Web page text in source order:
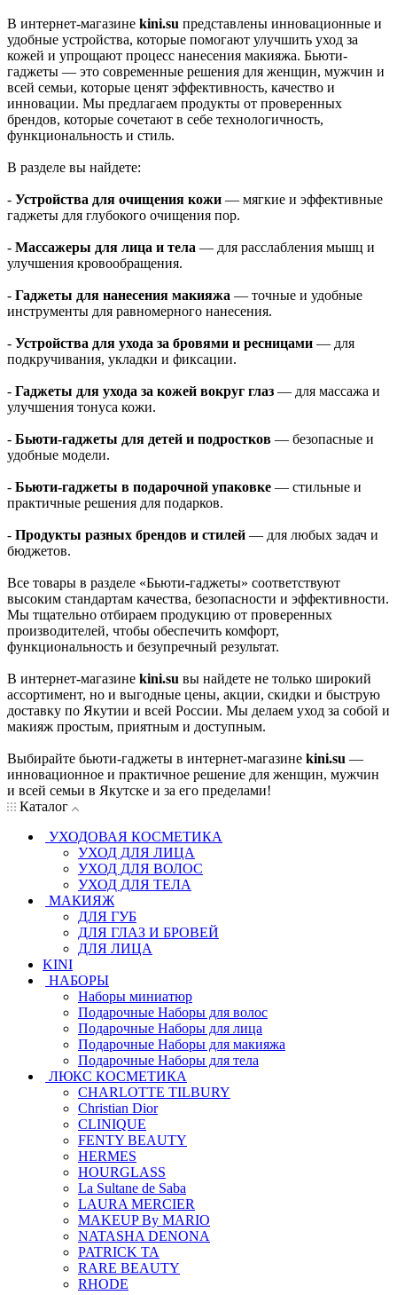
В интернет-магазине kini.su представлены инновационные и
удобные устройства, которые помогают улучшить уход за
кожей и упрощают процесс нанесения макияжа. Бьюти-
гаджеты — это современные решения для женщин, мужчин и
всей семьи, которые ценят эффективность, качество и
инновации. Мы предлагаем продукты от проверенных
брендов, которые сочетают в себе технологичность,
функциональность и стиль.
В разделе вы найдете:
- Устройства для очищения кожи — мягкие и эффективные
гаджеты для глубокого очищения пор.
- Массажеры для лица и тела — для расслабления мышц и
улучшения кровообращения.
- Гаджеты для нанесения макияжа — точные и удобные
инструменты для равномерного нанесения.
- Устройства для ухода за бровями и ресницами — для
подкручивания, укладки и фиксации.
- Гаджеты для ухода за кожей вокруг глаз — для массажа и
улучшения тонуса кожи.
- Бьюти-гаджеты для детей и подростков — безопасные и
удобные модели.
- Бьюти-гаджеты в подарочной упаковке — стильные и
практичные решения для подарков.
- Продукты разных брендов и стилей — для любых задач и
бюджетов.
Все товары в разделе «Бьюти-гаджеты» соответствуют
высоким стандартам качества, безопасности и эффективности.
Мы тщательно отбираем продукцию от проверенных
производителей, чтобы обеспечить комфорт,
функциональность и безупречный результат.
В интернет-магазине kini.su вы найдете не только широкий
ассортимент, но и выгодные цены, акции, скидки и быструю
доставку по Якутии и всей России. Мы делаем уход за собой и
макияж простым, приятным и доступным.
Выбирайте бьюти-гаджеты в интернет-магазине kini.su —
инновационное и практичное решение для женщин, мужчин
и всей семьи в Якутске и за его пределами!
Каталог
УХОДОВАЯ КОСМЕТИКА
УХОД ДЛЯ ЛИЦА
УХОД ДЛЯ ВОЛОС
УХОД ДЛЯ ТЕЛА
МАКИЯЖ
ДЛЯ ГУБ
ДЛЯ ГЛАЗ И БРОВЕЙ
ДЛЯ ЛИЦА
KINI
НАБОРЫ
Наборы миниатюр
Подарочные Наборы для волос
Подарочные Наборы для лица
Подарочные Наборы для макияжа
Подарочные Наборы для тела
ЛЮКС КОСМЕТИКА
CHARLOTTE TILBURY
Christian Dior
CLINIQUE
FENTY BEAUTY
HERMES
HOURGLASS
La Sultane de Saba
LAURA MERCIER
MAKEUP By MARIO
NATASHA DENONA
PATRICK TA
RARE BEAUTY
RHODE